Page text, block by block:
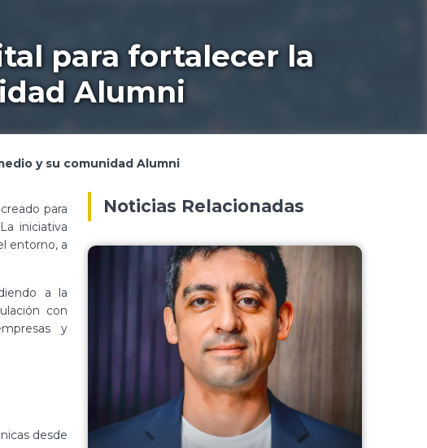
para fortalecer la
Alumni
y su comunidad Alumni
para
iniciativa
entorno, a
a la
con
y
desde
Noticias Relacionadas